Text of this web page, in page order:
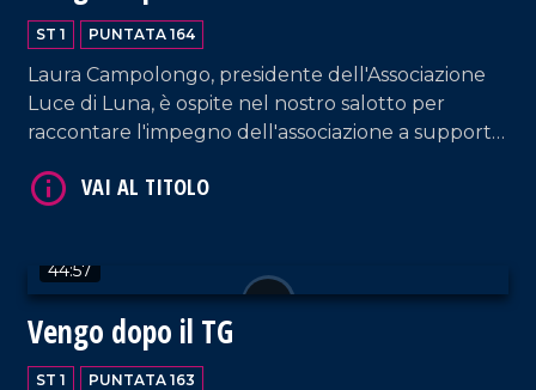
ST 1 PUNTATA 164
Laura Campolongo, presidente dell'Associazione
Luce di Luna, è ospite nel nostro salotto per
raccontare l'impegno dell'associazione a supporto
genetiche rare, tra cui il progetto "Ospedali
fondatore del progetto.
44:57
Vengo dopo il TG
ST 1 PUNTATA 163
VAI AL TITOLO